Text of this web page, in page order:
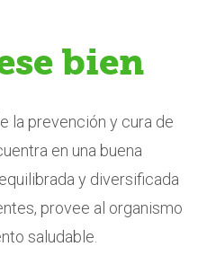
bien
la prevención y cura de
en una buena
y diversificada
provee al organismo
saludable.